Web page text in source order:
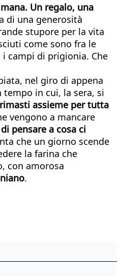
Un regalo, una
di una generosità
stupore per la vita
come sono fra le
campi di prigionia. Che
nel giro di appena
in cui, la sera, si
assieme per tutta
vengono a mancare
pensare a cosa ci
che un giorno scende
la farina che
con amorosa
.